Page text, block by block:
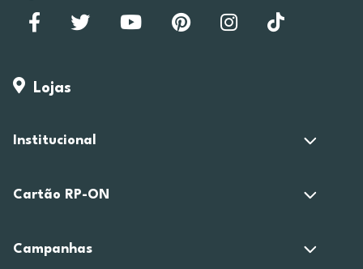
Lojas
Institucional
Cartão RP-ON
Campanhas